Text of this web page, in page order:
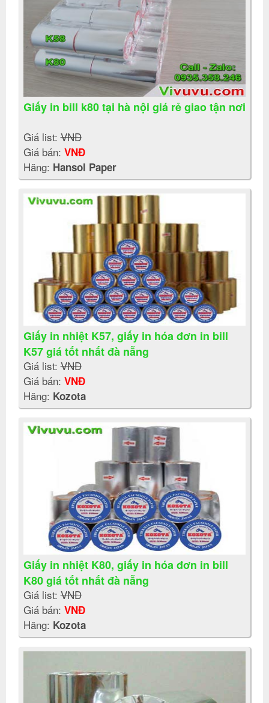
Giấy in bill k80 tại hà nội giá rẻ giao tận nơi
Giá list:VNĐ
Giá bán: VNĐ
Hãng: Hansol Paper
Giấy in nhiệt K57, giấy in hóa đơn in bill
K57 giá tốt nhất đà nẵng
Giá list:VNĐ
Giá bán: VNĐ
Hãng: Kozota
Giấy in nhiệt K80, giấy in hóa đơn in bill
K80 giá tốt nhất đà nẵng
Giá list:VNĐ
Giá bán: VNĐ
Hãng: Kozota